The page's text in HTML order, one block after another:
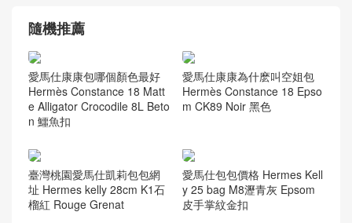
隨機推薦
愛馬仕康康包哪個顏色最好
Hermès Constance 18 Matt
e Alligator Crocodile 8L Beto
n 鱷魚扣
愛馬仕康康為什麽叫空姐包
Hermès Constance 18 Epso
m CK89 Noir 黑色
臺灣桃園愛馬仕凱莉包包網
址 Hermes kelly 28cm K1石
榴紅 Rouge Grenat
愛馬仕包包價格 Hermes Kell
y 25 bag M8瀝青灰 Epsom
皮手掌紋金扣